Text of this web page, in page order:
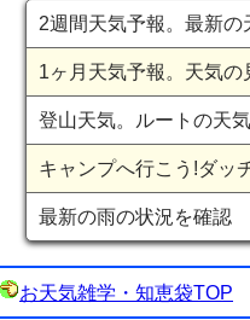
2週間天気予報。最新の
1ヶ月天気予報。天気の
登山天気。ルートの天
キャンプへ行こう!ダッ
最新の雨の状況を確認
お天気雑学・知恵袋TOP